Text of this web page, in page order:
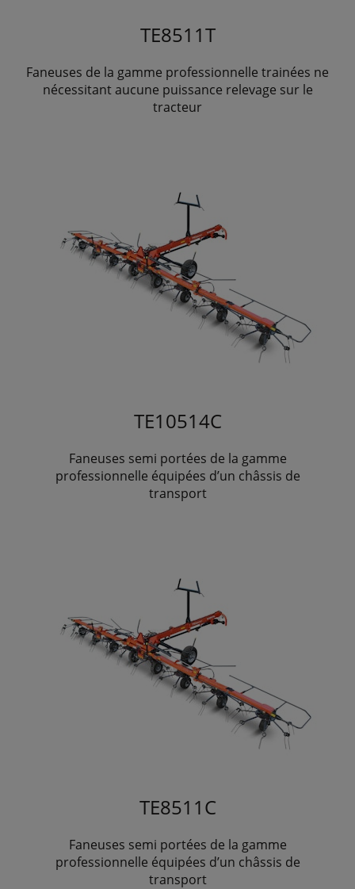
TE8511T
Faneuses de la gamme professionnelle trainées ne
nécessitant aucune puissance relevage sur le
tracteur
TE10514C
Faneuses semi portées de la gamme
professionnelle équipées d’un châssis de
transport
TE8511C
Faneuses semi portées de la gamme
professionnelle équipées d’un châssis de
transport